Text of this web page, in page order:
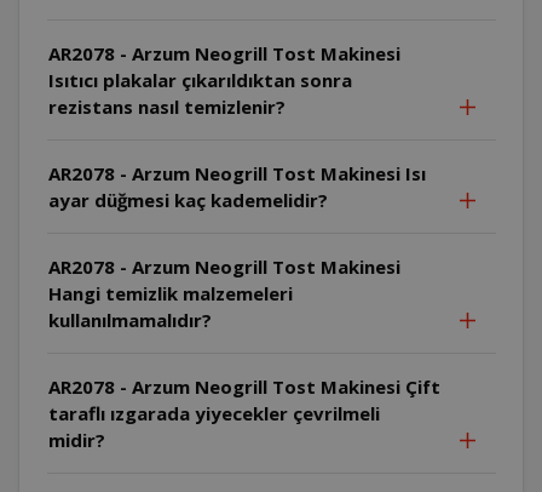
AR2078 - Arzum Neogrill Tost Makinesi
Isıtıcı plakalar çıkarıldıktan sonra
rezistans nasıl temizlenir?
AR2078 - Arzum Neogrill Tost Makinesi Isı
ayar düğmesi kaç kademelidir?
AR2078 - Arzum Neogrill Tost Makinesi
Hangi temizlik malzemeleri
kullanılmamalıdır?
AR2078 - Arzum Neogrill Tost Makinesi Çift
taraflı ızgarada yiyecekler çevrilmeli
midir?